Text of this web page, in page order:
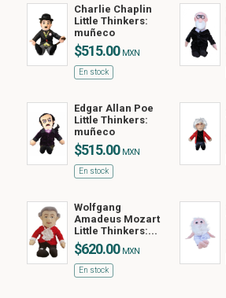
Charlie Chaplin
Little Thinkers:
muñeco
$515.00 MXN
En stock
Edgar Allan Poe
Little Thinkers:
muñeco
$515.00 MXN
En stock
Wolfgang
Amadeus Mozart
Little Thinkers:...
$620.00 MXN
En stock